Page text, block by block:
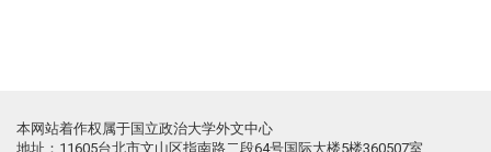
本网站着作权属于国立政治大学外文中心
地址：11605台北市文山区指南路二段64号国际大楼5楼360507室